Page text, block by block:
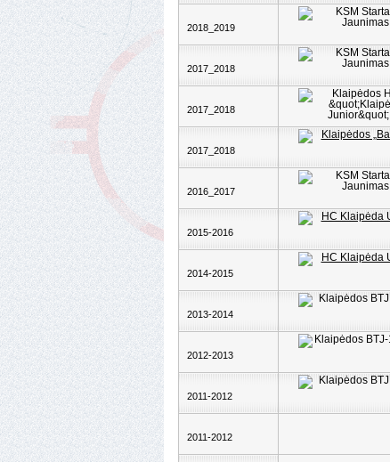
2018_2019
2017_2018
2017_2018
2017_2018
2016_2017
2015-2016
2014-2015
2013-2014
2012-2013
2011-2012
2011-2012